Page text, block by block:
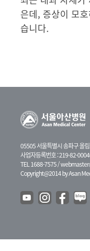
은데, 증상이 모
습니다.
05505 서울특별시 송파구 올
사업자등록번호 : 219-82-
TEL 1688-7575 /
Copyright@2014 by Asan